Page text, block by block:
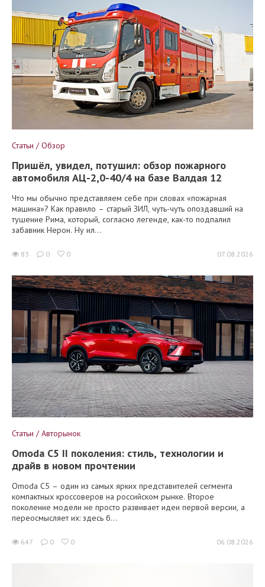
Статьи / Обзор
Пришёл, увидел, потушил: обзор пожарного
автомобиля АЦ-2,0-40/4 на базе Валдая 12
Что мы обычно представляем себе при словах «пожарная
машина»? Как правило – старый ЗИЛ, чуть-чуть опоздавший на
тушение Рима, который, согласно легенде, как-то подпалил
забавник Нерон. Ну ил...
83 0 0 07.08.2026
Статьи / Авторынок
Omoda C5 II поколения: стиль, технологии и
драйв в новом прочтении
Omoda C5 – один из самых ярких представителей сегмента
компактных кроссоверов на российском рынке. Второе
поколение модели не просто развивает идеи первой версии, а
переосмысляет их: здесь б...
647 0 0 06.08.2026